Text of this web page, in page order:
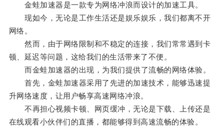
金蛙加速器是一款专为网络冲浪而设计的加速工具。
现如今，无论是工作生活还是娱乐娱乐，我们都离不开
网络。
然而，由于网络限制和不稳定的连接，我们常常遇到卡
顿、延迟等问题，这给我们的生活带来了不便。
而金蛙加速器的出现，为我们提供了流畅的网络体验。
首先，金蛙加速器采用了先进的加速技术，能够迅速提
升网络速度，让用户畅享高速网络冲浪。
不再担心视频卡顿、网页缓冲，无论是下载、上传还是
在线观看小伙伴们的直播，都能够得到高速流畅的体验。